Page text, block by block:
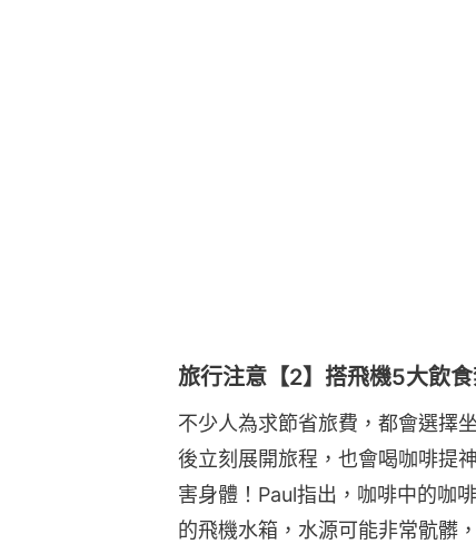
旅行注意【2】搭飛機5大飲
不少人為求節省旅費，都會選擇
後立刻展開旅程，也會喝咖啡提
害身體！Paul指出，咖啡中的咖
的飛機水箱，水源可能非常骯髒